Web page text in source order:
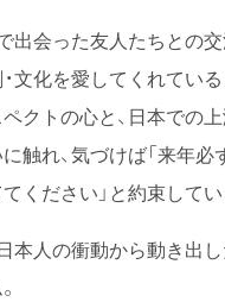
出会った友人たちとの交
文化を愛してくれている
クトの心と、日本での
触れ、気づけば「来年必
ください」と約束してい
本人の衝動から動き出